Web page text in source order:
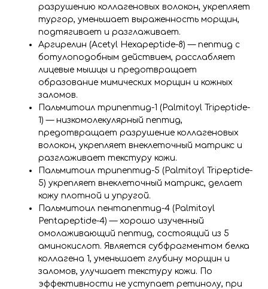
разрушению коллагеновых волокон, укрепляет
тургор, уменьшает выраженность морщин,
подтягивает и разглаживает.
Аргирелин (Acetyl Hexapeptide-8) — пептид с
ботулоподобным действием, расслабляет
лицевые мышцы и предотвращает
образование мимических морщин и кожных
заломов.
Пальмитоил трипептид-1 (Palmitoyl Tripeptide-
1) — низкомолекулярный пептид,
предотвращает разрушение коллагеновых
волокон, укрепляет внеклеточный матрикс и
разглаживает текстуру кожи.
Пальмитоил трипептид-5 (Palmitoyl Tripeptide-
5) укрепляет внеклеточный матрикс, делает
кожу плотной и упругой.
Пальмитоил пентапептид-4 (Palmitoyl
Pentapeptide-4) — хорошо изученный
омолаживающий пептид, состоящий из 5
аминокислот. Является субфрагментом белка
коллагена 1, уменьшает глубину морщин и
заломов, улучшает текстуру кожи. По
эффективности не уступает ретинолу, при